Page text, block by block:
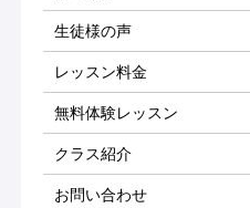
生徒様の声
レッスン料金
無料体験レッスン
クラス紹介
お問い合わせ